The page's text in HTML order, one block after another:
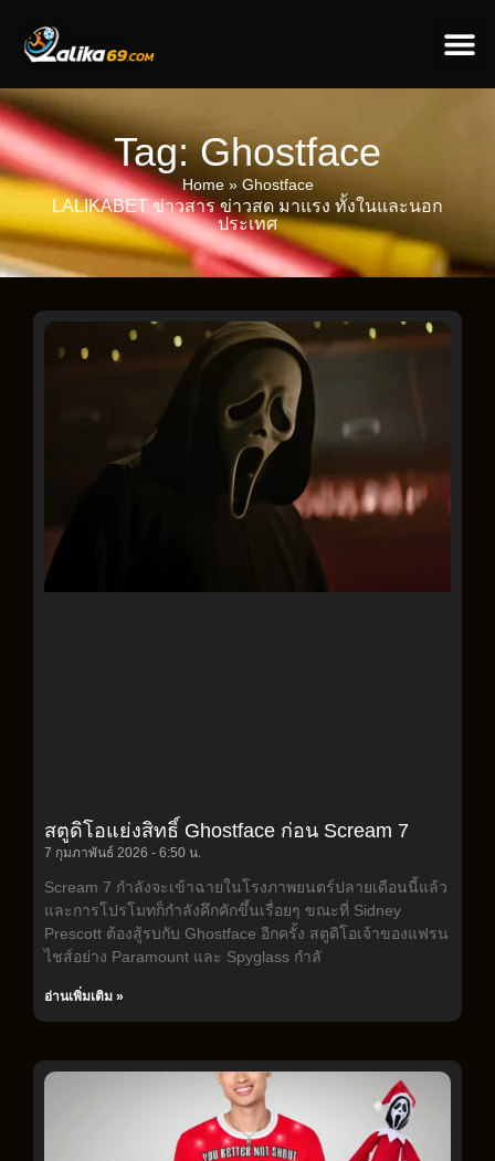
Tag: Ghostface
Home» Ghostface
LALIKABET ข่าวสาร ข่าวสด มาแรง ทั้งในและนอก
ประเทศ
สตูดิโอแย่งสิทธิ์ Ghostface ก่อน Scream 7
7 กุมภาพันธ์ 2026 6:50 น.
Scream 7 กำลังจะเข้าฉายในโรงภาพยนตร์ปลายเดือนนี้แล้ว
และการโปรโมทก็กำลังคึกคักขึ้นเรื่อยๆ ขณะที่ Sidney
Prescott ต้องสู้รบกับ Ghostface อีกครั้ง สตูดิโอเจ้าของแฟรน
ไชส์อย่าง Paramount และ Spyglass กำลั
อ่านเพิ่มเติม »